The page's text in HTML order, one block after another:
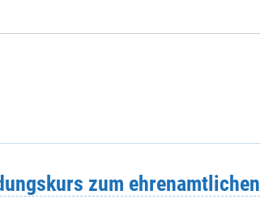
zum ehrenamtlichen